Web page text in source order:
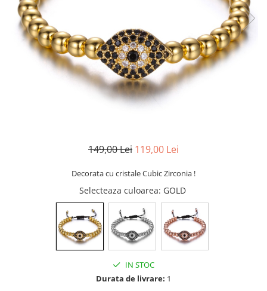
CERCEI
CEASURI DAMA
149,00 Lei 119,00 Lei
Decorata cu cristale Cubic Zirconia !
Selecteaza culoarea: GOLD
IN STOC
Durata de livrare: 1